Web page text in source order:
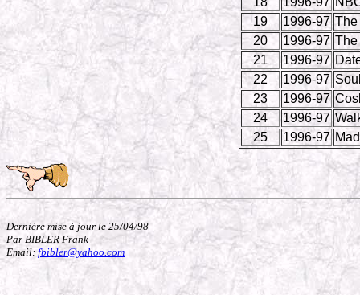
19
1996-97 The
20
1996-97 The
21
1996-97
22
1996-97
23
1996-97
24
1996-97
25
1996-97
Dernière mise à jour le 25/04/98
Par BIBLER Frank
Email: fbibler@yahoo.com